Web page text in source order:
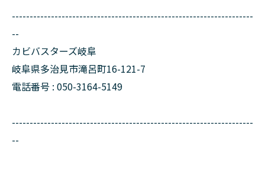
--------------------------------------------------------------------
--
カビバスターズ岐阜
岐阜県多治見市滝呂町16-121-7
電話番号 : 050-3164-5149
--------------------------------------------------------------------
--